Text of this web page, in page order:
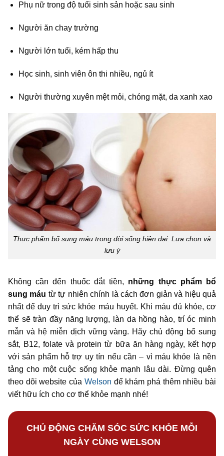
Phụ nữ trong độ tuổi sinh sản hoặc sau sinh
Người ăn chay trường
Người lớn tuổi, kém hấp thu
Học sinh, sinh viên ôn thi nhiều, ngủ ít
Người thường xuyên mệt mỏi, chóng mặt, da xanh xao
Thực phẩm bổ sung máu trong đời sống hiện đại: Lựa chọn và
lưu ý
Không cần đến thuốc đắt tiền, những thực phẩm bổ
sung máu từ tự nhiên chính là cách đơn giản và hiệu quả
nhất để duy trì sức khỏe máu huyết. Khi máu đủ khỏe, cơ
thể sẽ tràn đầy năng lượng, làn da hồng hào, trí óc minh
mẫn và hệ miễn dịch vững vàng. Hãy chủ động bổ sung
sắt, B12, folate và protein từ bữa ăn hàng ngày, kết hợp
với sản phẩm hỗ trợ uy tín nếu cần – vì máu khỏe là nền
tảng cho một cuộc sống khỏe mạnh lâu dài. Đừng quên
theo dõi website của Welson để khám phá thêm nhiều bài
viết hữu ích cho cơ thể khỏe mạnh nhé!
CHỦ ĐỘNG CHĂM SÓC SỨC KHỎE MỖI
NGÀY CÙNG WELSON